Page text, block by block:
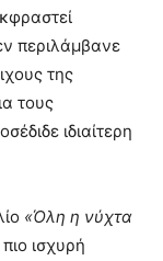
περιλάμβανε
της
τους
ιδιαίτερη
«Όλη η νύχτα
ισχυρή